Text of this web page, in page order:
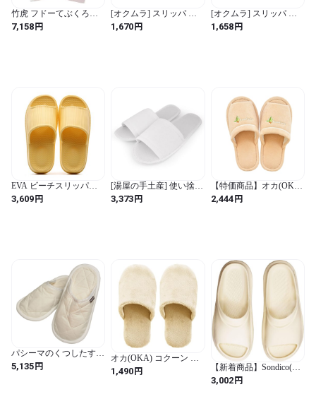
竹虎 フドーてぶくろ
No.3 ピンク Mサイズ 2
枚入
7,158円
[オクムラ] スリッパ モ
ノトーン つや消しビニ
ールレザー L ベージュ
1,670円
[オクムラ] スリッパ 抗
菌アニリンレザー M ベ
ージュ AAAM7900BE 来
1,658円
EVA ビーチスリッパノ
ンスリップ 浴室 ホーム
スリッパ 男性と 女性の
3,609円
[湯屋の手土産] 使い捨て
スリッパ CR-0008 [24足
セット] 個包装 使い捨て
3,373円
【特価商品】オカ(OKA)
コムフォルタ6 洗えるス
リッパ ベージュ (シンプ
2,444円
パシーマのくつしたすり
っぱ Lサイズ 1組2枚 (無
地)
5,135円
オカ(OKA) コクーン ト
イレスリッパ ベージュ
(シンプル モダン 無地 洗
1,490円
【新着商品】Sondico(ソ
ンディコ) サッカー サン
ダル リカバリーサンダ
3,002円